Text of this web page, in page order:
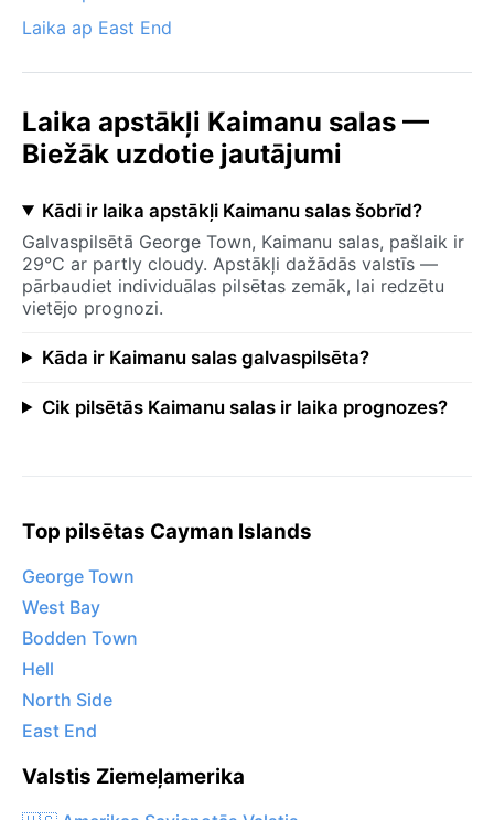
Laika ap East End
Laika apstākļi Kaimanu salas —
Biežāk uzdotie jautājumi
Kādi ir laika apstākļi Kaimanu salas šobrīd?
Galvaspilsētā George Town, Kaimanu salas, pašlaik ir
29°C ar partly cloudy. Apstākļi dažādās valstīs —
pārbaudiet individuālas pilsētas zemāk, lai redzētu
vietējo prognozi.
Kāda ir Kaimanu salas galvaspilsēta?
Cik pilsētās Kaimanu salas ir laika prognozes?
Top pilsētas Cayman Islands
George Town
West Bay
Bodden Town
Hell
North Side
East End
Valstis Ziemeļamerika